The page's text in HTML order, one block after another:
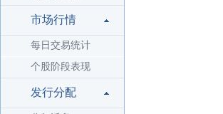
市场行情
每日交易统计
个股阶段表现
发行分配